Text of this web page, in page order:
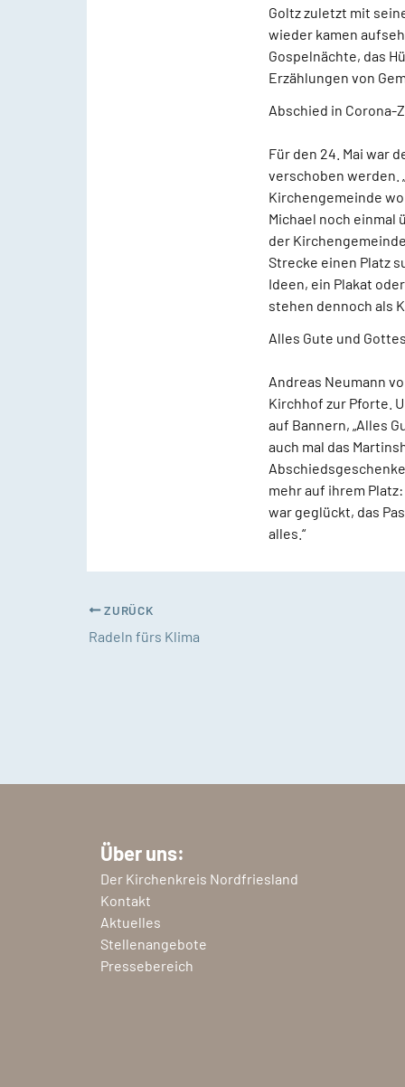
Goltz zuletzt mit
wieder kamen
Gospelnächte, das
Erzählungen von
Abschied in Corona-
Für den 24. Mai war
verschoben werden.
Kirchengemeinde
Michael noch einmal
der
Strecke einen Platz
Ideen, ein Plakat
stehen dennoch als
Alles Gute und
Andreas Neumann
Kirchhof zur Pforte.
auf Bannern, „Alles
auch mal das
mehr auf ihrem
war geglückt, das
alles.“
ZURÜCK
Radeln fürs Klima
Über uns:
Der Kirchenkreis Nordfriesland
Kontakt
Aktuelles
Stellenangebote
Pressebereich